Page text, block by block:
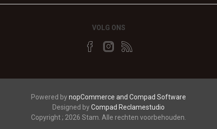
VOLG ONS
Powered bynopCommerce and Compad Software
Designed byCompad Reclamestudio
Copyright ; 2026 Stam. Alle rechten voorbehouden.